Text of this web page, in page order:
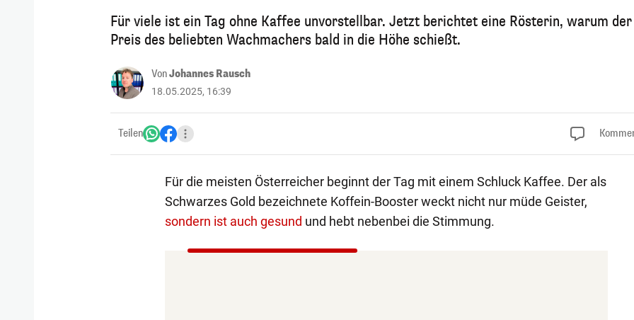
Für viele ist ein Tag ohne Kaffee unvorstellbar. Jetzt berichtet eine Rösterin, warum der
Preis des beliebten Wachmachers bald in die Höhe schießt.
VonJohannes Rausch
18.05.2025, 16:39
Teilen
Für die meisten Österreicher beginnt der Tag mit einem Schluck Kaffee. Der als
Schwarzes Gold bezeichnete Koffein-Booster weckt nicht nur müde Geister,
sondern ist auch gesund und hebt nebenbei die Stimmung.